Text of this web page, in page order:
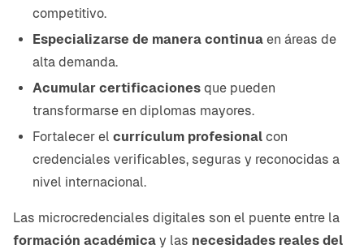
competitivo.
Especializarse de manera continua en áreas de
alta demanda.
Acumular certificaciones que pueden
transformarse en diplomas mayores.
Fortalecer el currículum profesional con
credenciales verificables, seguras y reconocidas a
nivel internacional.
Las microcredenciales digitales son el puente entre la
formación académica y las necesidades reales del